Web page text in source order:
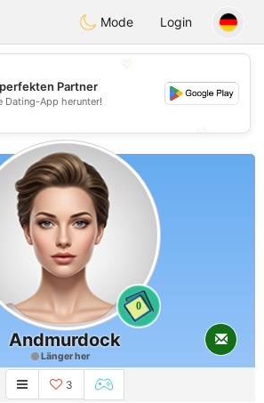
Dating
Mode Login
💕
💕
Partner
Dating-App herunter!
0
Andmurdock
Länger her
3